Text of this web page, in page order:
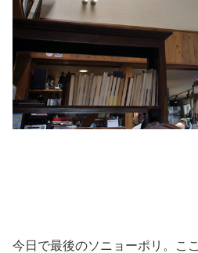
今日で最後のソニョーポリ。こ